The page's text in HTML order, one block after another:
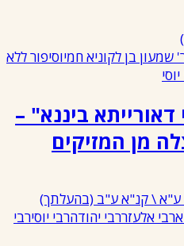
שמעון בן לקוניא חמיוסיפור ללא
ביננא" –
מן המזיקים
ע"א \ קנ"א ע"ב (בהעלתך)
רבי אלעזררבי יהודהרבי יוסירבי